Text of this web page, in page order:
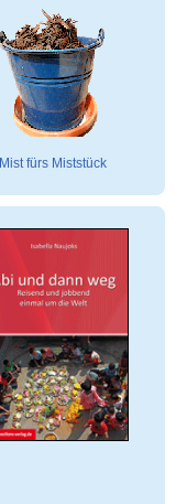
Mist fürs Miststück